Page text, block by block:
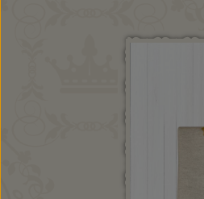
Bildergalerie überspringen